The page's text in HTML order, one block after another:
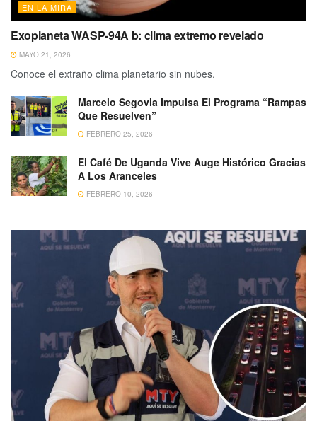
EN LA MIRA
Exoplaneta WASP-94A b: clima extremo revelado
MAYO 21, 2026
Conoce el extraño clima planetario sin nubes.
Marcelo Segovia Impulsa El Programa “Rampas
Que Resuelven”
FEBRERO 25, 2026
El Café De Uganda Vive Auge Histórico Gracias
A Los Aranceles
FEBRERO 10, 2026